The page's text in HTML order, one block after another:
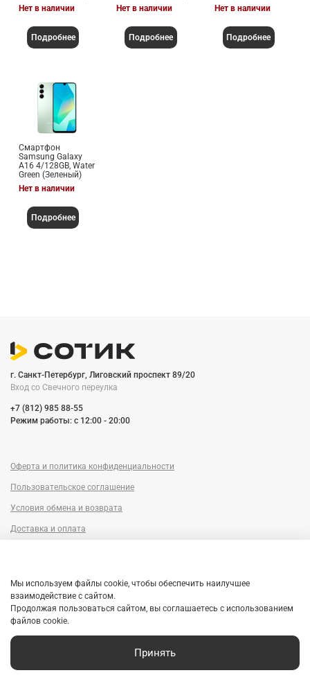
Нет в наличии
Подробнее
Нет в наличии
Подробнее
Нет в наличии
Подробнее
Смартфон
Samsung Galaxy
A16 4/128GB, Water
Green (Зеленый)
Нет в наличии
Подробнее
г. Санкт-Петербург, Лиговский проспект 89/20
Вход со Cвечного переулка
+7 (812) 985 88-55
Режим работы: c 12:00 - 20:00
Оферта и политика конфиденциальности
Пользовательское соглашение
Условия обмена и возврата
Доставка и оплата
Рассрочка
Мы используем файлы cookie, чтобы обеспечить наилучшее
взаимодействие с сайтом.
Продолжая пользоваться сайтом, вы соглашаетесь с использованием
файлов cookie.
Принять